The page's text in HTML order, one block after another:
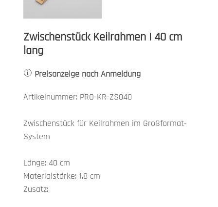
Zwischenstück Keilrahmen | 40 cm
lang
Preisanzeige nach Anmeldung
Artikelnummer: PRO-KR-ZS040
Zwischenstück für Keilrahmen im Großformat-
System
Länge: 40 cm
Materialstärke: 1,8 cm
Zusatz: